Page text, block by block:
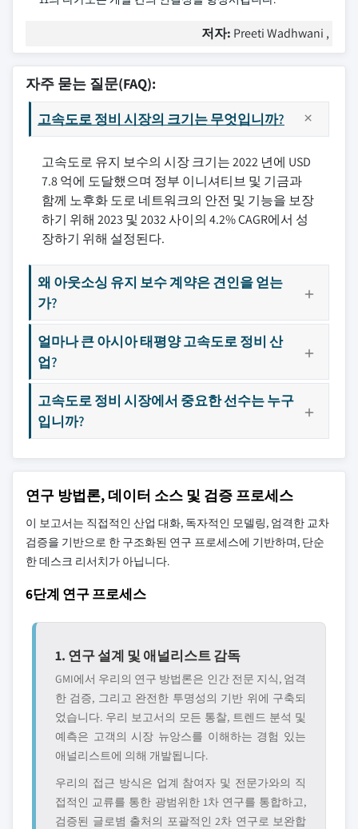
저자: Preeti Wadhwani ,
자주 묻는 질문(FAQ):
고속도로 정비 시장의 크기는 무엇입니까?
고속도로 유지 보수의 시장 크기는 2022 년에 USD
7.8 억에 도달했으며 정부 이니셔티브 및 기금과
함께 노후화 도로 네트워크의 안전 및 기능을 보장
하기 위해 2023 및 2032 사이의 4.2% CAGR에서 성
장하기 위해 설정된다.
왜 아웃소싱 유지 보수 계약은 견인을 얻는
가?
얼마나 큰 아시아 태평양 고속도로 정비 산
업?
고속도로 정비 시장에서 중요한 선수는 누구
입니까?
연구 방법론, 데이터 소스 및 검증 프로세스
이 보고서는 직접적인 산업 대화, 독자적인 모델링, 엄격한 교차
검증을 기반으로 한 구조화된 연구 프로세스에 기반하며, 단순
한 데스크 리서치가 아닙니다.
6단계 연구 프로세스
1. 연구 설계 및 애널리스트 감독
GMI에서 우리의 연구 방법론은 인간 전문 지식, 엄격
한 검증, 그리고 완전한 투명성의 기반 위에 구축되
었습니다. 우리 보고서의 모든 통찰, 트렌드 분석 및
예측은 고객의 시장 뉴앙스를 이해하는 경험 있는
애널리스트에 의해 개발됩니다.
우리의 접근 방식은 업계 참여자 및 전문가와의 직
접적인 교류를 통한 광범위한 1차 연구를 통합하고,
검증된 글로볌 출처의 포괄적인 2차 연구로 보완합